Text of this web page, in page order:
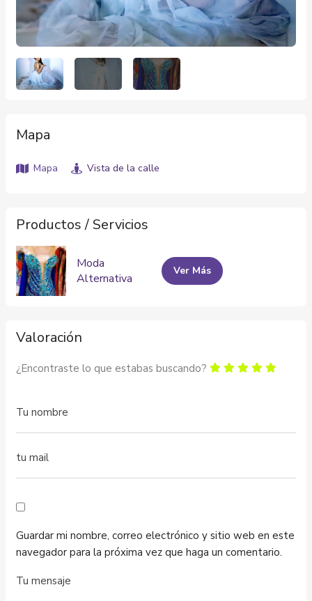
Mapa
Mapa Vista de la calle
Productos / Servicios
Moda
Alternativa
Ver Más
Valoración
¿Encontraste lo que estabas buscando?
Guardar mi nombre, correo electrónico y sitio web en este
navegador para la próxima vez que haga un comentario.